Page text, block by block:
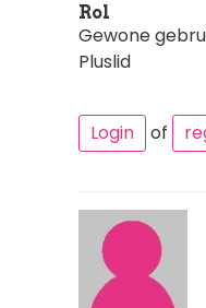
Rol
Gewone
Pluslid
Login of